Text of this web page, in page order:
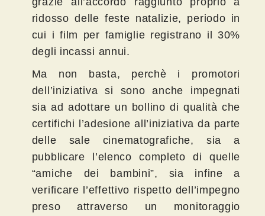
ridosso delle feste natalizie, periodo in
cui i film per famiglie registrano il 30%
degli incassi annui.
Ma non basta, perchè i promotori
dell’iniziativa si sono anche impegnati
sia ad adottare un bollino di qualità che
certifichi l’adesione all’iniziativa da parte
delle sale cinematografiche, sia a
pubblicare l’elenco completo di quelle
“amiche dei bambini”, sia infine a
verificare l’effettivo rispetto dell’impegno
preso attraverso un monitoraggio